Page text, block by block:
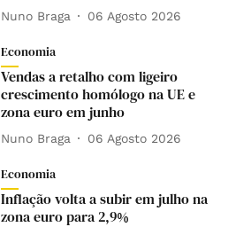
Nuno Braga 06 Agosto 2026
Economia
Vendas a retalho com ligeiro
crescimento homólogo na UE e
zona euro em junho
Nuno Braga 06 Agosto 2026
Economia
Inflação volta a subir em julho na
zona euro para 2,9%